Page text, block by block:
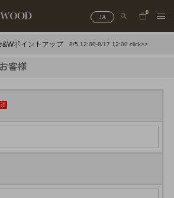
JA
0
ポイントアップ 8/5 12:00-8/17 12:00 click>>
客様